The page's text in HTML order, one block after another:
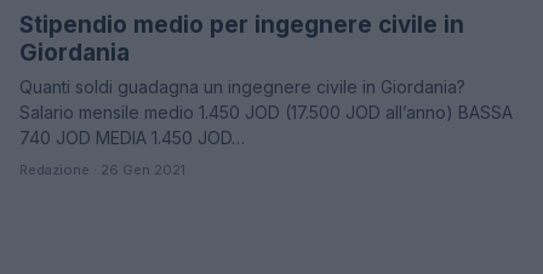
STIPENDI
Stipendio medio per ingegnere civile in
Giordania
Quanti soldi guadagna un ingegnere civile in Giordania?
Salario mensile medio 1.450 JOD (17.500 JOD all’anno) BASSA
740 JOD MEDIA 1.450 JOD…
Redazione · 26 Gen 2021